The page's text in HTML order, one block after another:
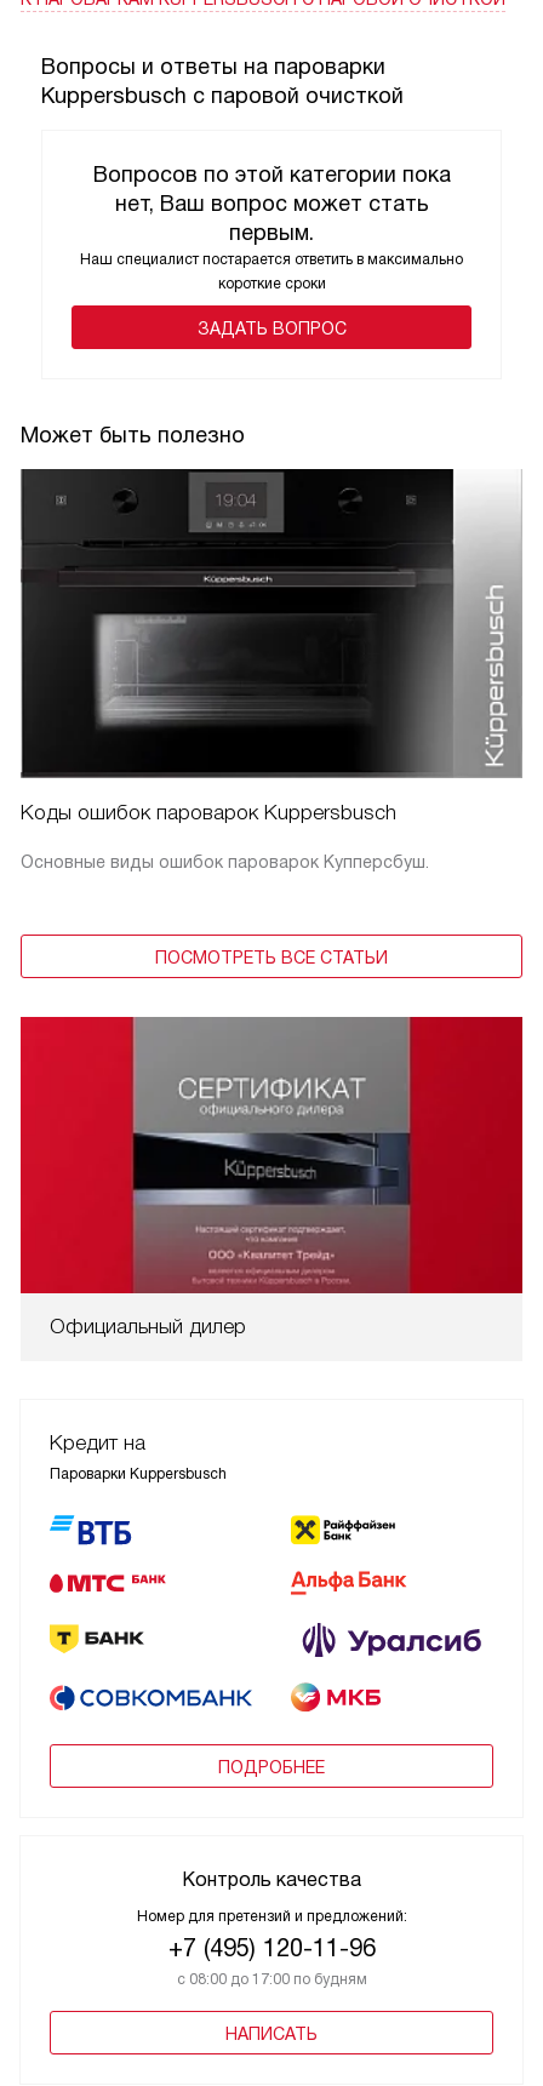
прибор серьёзный — быстро справляется с задачей, при
этом класс энергопотребления A не создаёт большого
покупкой!
Вопросы и ответы на пароварки
Kuppersbusch с паровой очисткой
Вопросов по этой категории пока
нет, Ваш вопрос может стать
первым.
Наш специалист постарается ответить в максимально
короткие сроки
ЗАДАТЬ ВОПРОС
Может быть полезно
Коды ошибок пароварок Kuppersbusch
Основные виды ошибок пароварок Купперсбуш.
ПОСМОТРЕТЬ ВСЕ СТАТЬИ
Официальный дилер
Кредит на
Пароварки Kuppersbusch
ПОДРОБНЕЕ
Контроль качества
Номер для претензий и предложений:
+7 (495) 120-11-96
с 08:00 до 17:00 по будням
НАПИСАТЬ